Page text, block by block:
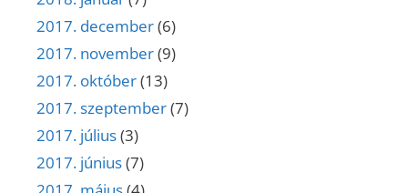
2017. december(6)
2017. november(9)
2017. október(13)
2017. szeptember(7)
2017. július(3)
2017. június(7)